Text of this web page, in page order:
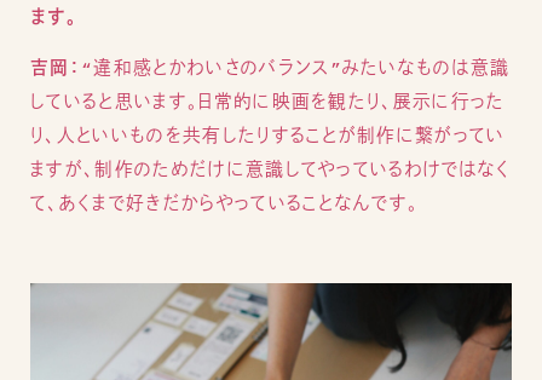
ます。
吉岡： “違和感とかわいさのバランス”みたいなものは意識
していると思います。日常的に映画を観たり、展示に行った
り、人といいものを共有したりすることが制作に繋がってい
ますが、制作のためだけに意識してやっているわけではなく
て、あくまで好きだからやっていることなんです。